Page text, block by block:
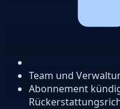
Team und
Abonnement